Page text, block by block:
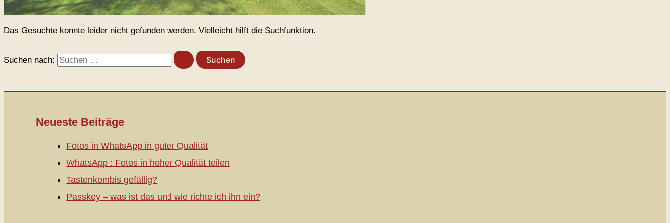
Das Gesuchte konnte leider nicht gefunden werden. Vielleicht hilft die Suchfunktion.
Suchen nach:
Neueste Beiträge
Fotos in WhatsApp in guter Qualität
WhatsApp : Fotos in hoher Qualität teilen
Tastenkombis gefällig?
Passkey – was ist das und wie richte ich ihn ein?